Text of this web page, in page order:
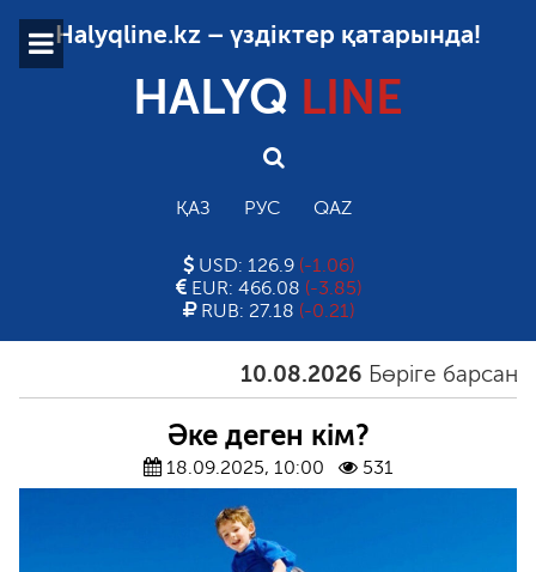
Halyqline.kz – үздіктер қатарында!
HALYQ LINE
ҚАЗ РУС QAZ
USD: 126.9 (-1.06)
EUR: 466.08 (-3.85)
RUB: 27.18 (-0.21)
10.08.2026 Бөріге барсаң,
Әке деген кім?
18.09.2025, 10:00 531